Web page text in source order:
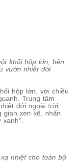
khối hộp lớn, bên
vườn nhiệt đới
hộp lớn, với chiều
Trung tâm
đới ngoài trời.
xen kẽ, nhấn
nhiệt cho toàn bộ